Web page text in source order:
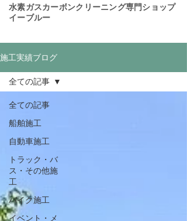
​水素ガスカーボンクリーニング専門ショップ
イーブルー
施工実績ブログ
全ての記事
船舶施工
自動車施工
トラック・バ
ス・その他施
工
バイク施工
イベント・メ
全ての記事